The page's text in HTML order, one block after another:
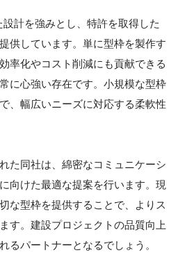
計を強みとし、特許を取得した
供しています。単に型枠を製作す
率化やコスト削減にも貢献できる
に心強い存在です。小規模な型枠
、幅広いニーズに対応する柔軟性
た同社は、綿密なコミュニケーシ
向けた最適な提案を行います。現
な型枠を提供することで、よりス
す。建設プロジェクトの品質向上
るパートナーとなるでしょう。